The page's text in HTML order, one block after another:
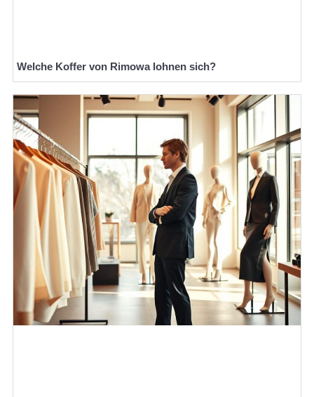
Welche Koffer von Rimowa lohnen sich?